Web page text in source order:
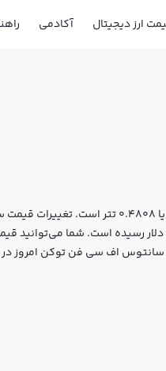
ارز دیجیتال آکادمی
قیمت لحظه‌ای سانتوس اف سی فن توکن هم اکنون معادل 89,842 تومان یا 0.4808
اف سی فن توکن طی 24 ساعت اخیر 0% بوده و مارکت کپ آن به 7,728,749 دلار رسیده است. شما
سانتوس اف سی فن توکن امروز